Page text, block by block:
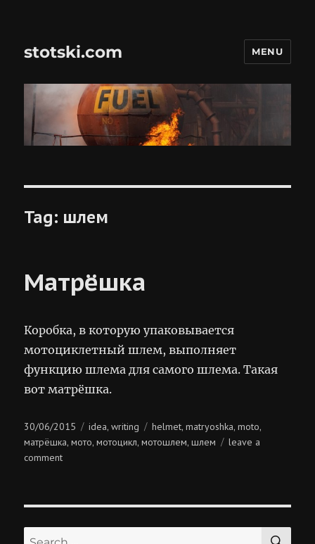
stotski.com MENU
Tag: шлем
Матрёшка
Коробка, в которую упаковывается
мотоциклетный шлем, выполняет
функцию шлема для самого шлема. Такая
вот матрёшка.
Posted
on
30/06/2015 Categories
idea,writing Tags
helmet,matryoshka,moto,
матрёшка,мото,мотоцикл,мотошлем,шлем
leave a
commenton
Search